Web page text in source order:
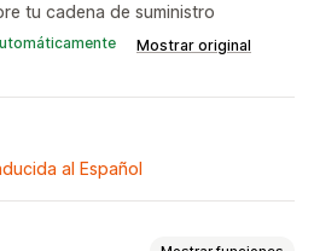
tu cadena de suministro
Mostrar original
al Español